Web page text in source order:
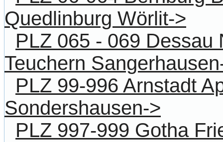
Quedlinburg Wörlit->
PLZ 065 - 069 Dessau
Teuchern
PLZ 99-996 Arnstadt
Sondershausen->
PLZ 997-999 Gotha